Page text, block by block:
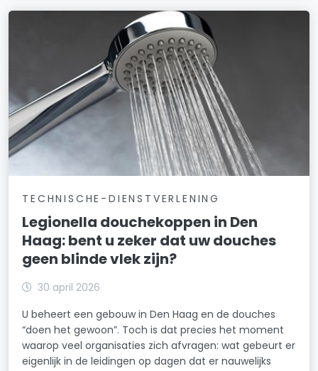
TECHNISCHE-DIENSTVERLENING
Legionella douchekoppen in Den
Haag: bent u zeker dat uw douches
geen blinde vlek zijn?
30 april 2026
U beheert een gebouw in Den Haag en de douches
“doen het gewoon”. Toch is dat precies het moment
waarop veel organisaties zich afvragen: wat gebeurt er
eigenlijk in de leidingen op dagen dat er nauwelijks